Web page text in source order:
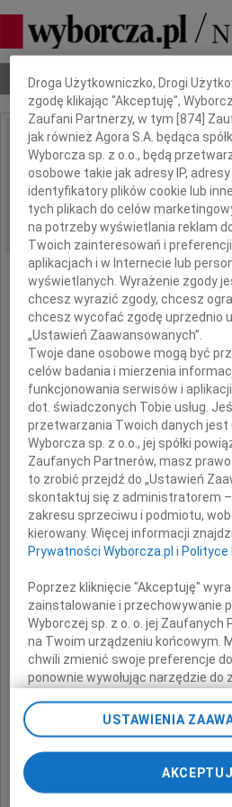
Nekrologi Odeszli Poradnik
IMIĘ I NAZWISKO:
REGION: Zielona Góra
DATA EMISJI: 25.07.2018
Dbamy o Twoją prywatność
Droga Użytkowniczko, Drogi
zgodę klikając "Akceptuję",
Zaufani Partnerzy, w tym [874]
jak również Agora S.A. będąca
Wyborcza sp. z o.o., będą
osobowe takie jak adresy IP,
identyfikatory plików cookie lub
tych plikach do celów
na potrzeby wyświetlania reklam
Twoich zainteresowań i
aplikacjach i w Internecie lub
wyświetlanych. Wyrażenie zgody
chcesz wyrazić zgody, chcesz
chcesz wycofać zgodę uprzednio
„Ustawień Zaawansowanych”.
Twoje dane osobowe mogą być
celów badania i mierzenia
funkcjonowania serwisów i
dot. świadczonych Tobie usług.
przetwarzania Twoich danych jest
Wyborcza sp. z o.o., jej spółki
Zaufanych Partnerów, masz
to zrobić przejdź do „Ustawień
skontaktuj się z administratorem
zakresu sprzeciwu i podmiotu,
kierowany. Więcej informacji
Prywatności Wyborcza.pl iPolityce
Poprzez kliknięcie "Akceptuję"
zainstalowanie i przechowywanie
Wyborczej sp. z o. o. jej Zaufanych
na Twoim urządzeniu końcowym.
chwili zmienić swoje preferencje
ponownie wywołując narzędzie do
odnośnik „Ustawienia
przechodząc do sekcji „Ustawienia
Zmiana ustawień plików cookie
pomocą ustawień przeglądarki.
USTAWIENIA